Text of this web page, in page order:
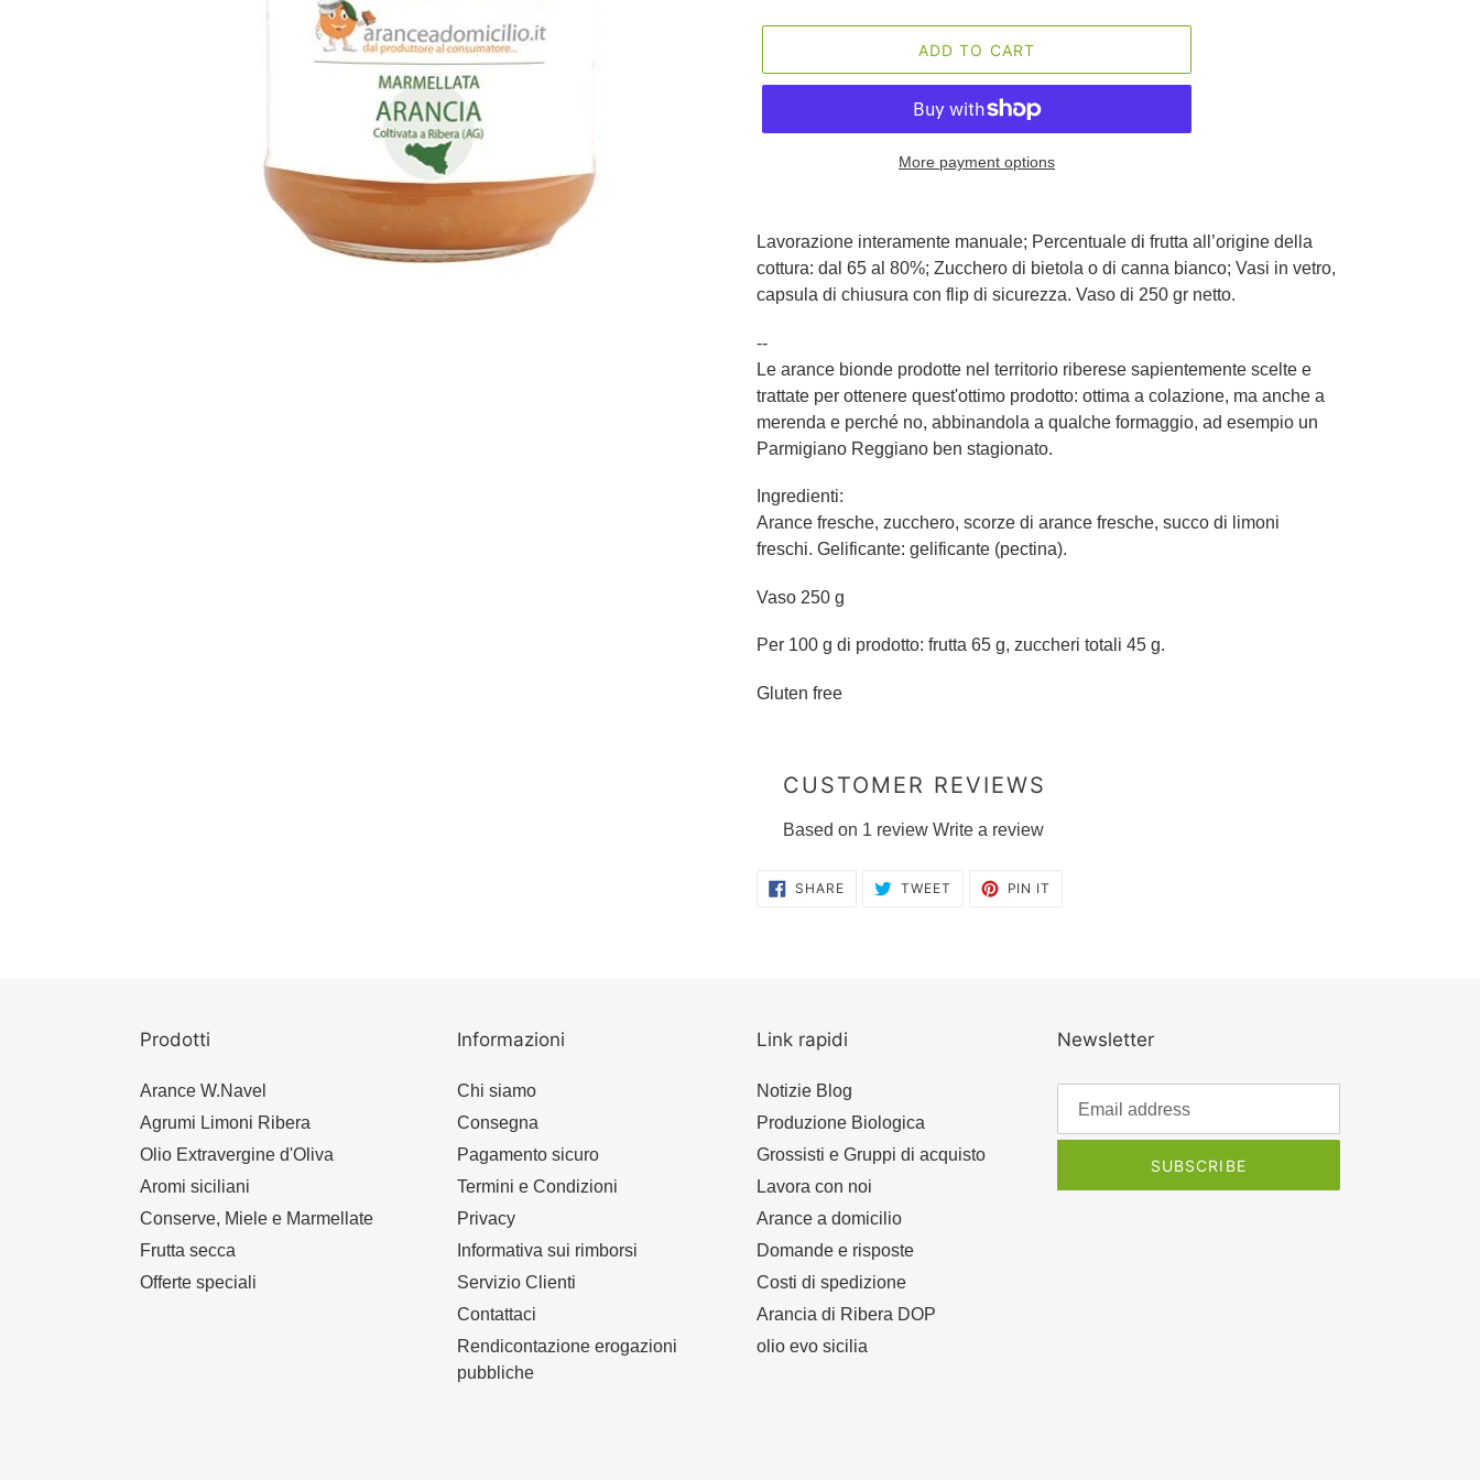
ADD TO CART
More payment options
product
to
your
Lavorazione interamente manuale; Percentuale di frutta all’origine della
cottura: dal 65 al 80%; Zucchero di bietola o di canna bianco; Vasi in vetro,
capsula di chiusura con flip di sicurezza. Vaso di 250 gr netto.
--
Le arance bionde prodotte nel territorio riberese sapientemente scelte e
trattate per ottenere quest'ottimo prodotto: ottima a colazione, ma anche a
merenda e perché no, abbinandola a qualche formaggio, ad esempio un
Parmigiano Reggiano ben stagionato.
Ingredienti:
Arance fresche, zucchero, scorze di arance fresche, succo di limoni
freschi. Gelificante: gelificante (pectina).
Vaso 250 g
Per 100 g di prodotto: frutta 65 g, zuccheri totali 45 g.
Gluten free
CUSTOMER REVIEWS
Based on 1 review Write a review
SHARESHARE
ON
TWEET TWEET PIN IT
Prodotti
Arance W.Navel
Agrumi Limoni Ribera
Olio Extravergine d'Oliva
Aromi siciliani
Conserve, Miele e Marmellate
Frutta secca
Offerte speciali
Informazioni
Chi siamo
Consegna
Pagamento sicuro
Termini e Condizioni
Privacy
Informativa sui rimborsi
Servizio Clienti
Contattaci
Rendicontazione erogazioni
pubbliche
Link rapidi
Notizie Blog
Produzione Biologica
Grossisti e Gruppi di acquisto
Lavora con noi
Arance a domicilio
Domande e risposte
Costi di spedizione
Arancia di Ribera DOP
olio evo sicilia
Newsletter
SUBSCRIBE